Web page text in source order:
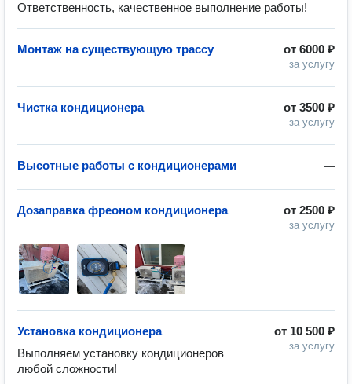
Ответственность, качественное выполнение работы!
от 6000 ₽
за услугу
Монтаж на существующую трассу
от 3500 ₽
за услугу
Чистка кондиционера
—
Высотные работы с кондиционерами
от 2500 ₽
за услугу
Дозаправка фреоном кондиционера
от 10 500 ₽
за услугу
Установка кондиционера
Выполняем установку кондиционеров
любой сложности!